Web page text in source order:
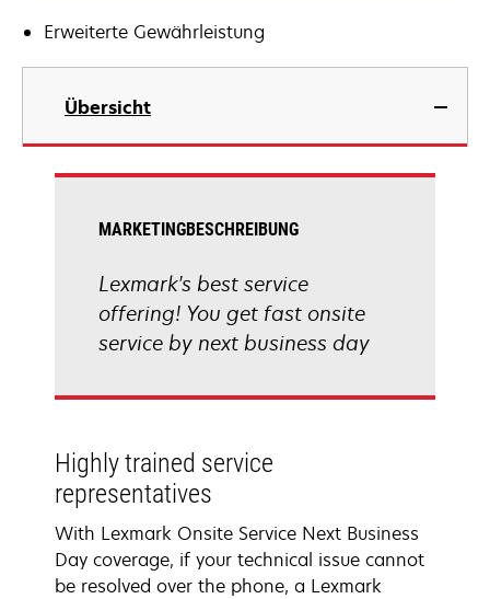
Erweiterte Gewährleistung
Übersicht
MARKETINGBESCHREIBUNG
Lexmark's best service
offering! You get fast onsite
service by next business day
Highly trained service
representatives
With Lexmark Onsite Service Next Business
Day coverage, if your technical issue cannot
be resolved over the phone, a Lexmark